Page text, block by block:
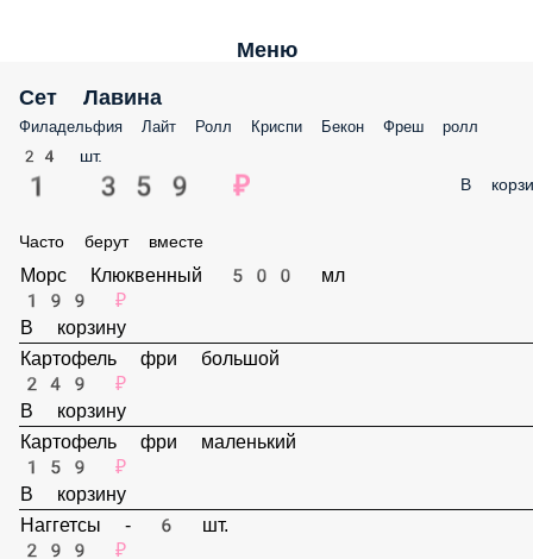
Меню
Сет Лавина
Филадельфия Лайт Ролл Криспи Бекон Фреш ролл
24 шт.
1 359 ₽ В
Часто берут вместе
Морс Клюквенный 500 мл
199 ₽
В корзину
Картофель фри большой
249 ₽
В корзину
Картофель фри маленький
159 ₽
В корзину